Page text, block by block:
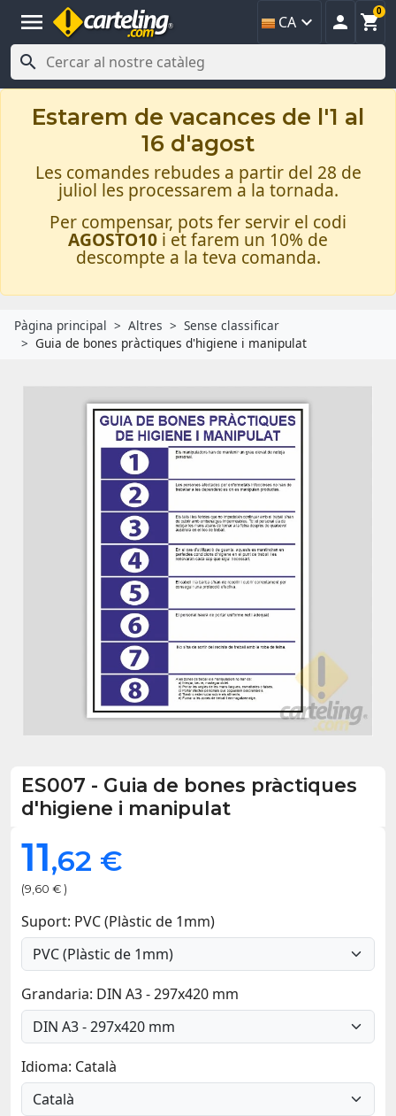
menu CA   
0

Estarem de vacances de l'1 al
16 d'agost
Les comandes rebudes a partir del 28 de
juliol les processarem a la tornada.
Per compensar, pots fer servir el codi
AGOSTO10 i et farem un 10% de
descompte a la teva comanda.
Pàgina principal Altres
Sense classificar
Guia de bones pràctiques d'higiene i manipulat
ES007 - Guia de bones pràctiques
d'higiene i manipulat
11,62 €
(9,60 € )
Suport: PVC (Plàstic de 1mm)
Grandaria: DIN A3 - 297x420 mm
Idioma: Català